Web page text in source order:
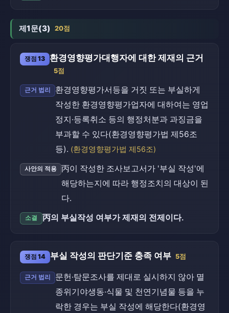
제1문(3) 20점
쟁점 13 환경영향평가대행자에 대한 제재의 근거
5점
근거 법리
환경영향평가서등을 거짓 또는 부실하게
작성한 환경영향평가업자에 대하여는 영업
정지·등록취소 등의 행정처분과 과징금을
부과할 수 있다(환경영향평가법 제56조
등). (환경영향평가법 제56조)
사안의 적용
丙이 작성한 조사보고서가 '부실 작성'에
해당하는지에 따라 행정조치의 대상이 된
다.
소결 丙의 부실작성 여부가 제재의 전제이다.
쟁점 14 부실 작성의 판단기준 충족 여부 5점
근거 법리
문헌·탐문조사를 제대로 실시하지 않아 멸
종위기야생동·식물 및 천연기념물 등을 누
락한 경우는 부실 작성에 해당한다(환경영